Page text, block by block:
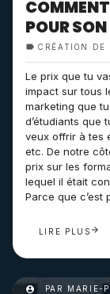
POUR
CRÉATION DE
Le prix que tu
impact sur tous
marketing que
d’étudiants que
veux offrir à tes
etc. De notre
prix sur les
lequel il était
Parce que c’est
LIRE PLUS
PAR MARIE-